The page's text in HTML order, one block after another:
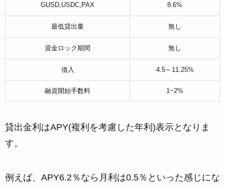
GUSD,USDC,PAX 8.6%
最低貸出量 無し
資金ロック期間 無し
借入 4.5～11.25%
融資開始手数料 1~2%
貸出金利はAPY(複利を考慮した年利)表示となりま
す。
例えば、APY6.2％なら月利は0.5％といった感じにな